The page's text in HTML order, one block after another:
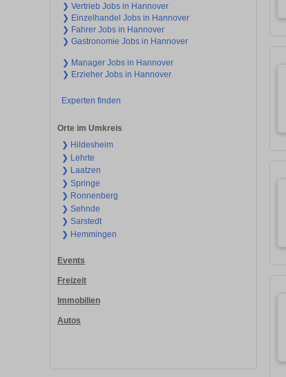
❯ Vertrieb Jobs in Hannover
❯ Einzelhandel Jobs in Hannover
❯ Fahrer Jobs in Hannover
❯ Gastronomie Jobs in Hannover
❯ Manager Jobs in Hannover
❯ Erzieher Jobs in Hannover
Experten finden
Orte im Umkreis
❯ Hildesheim
❯ Lehrte
❯ Laatzen
❯ Springe
❯ Ronnenberg
❯ Sehnde
❯ Sarstedt
❯ Hemmingen
Events
Freizeit
Immobilien
Autos